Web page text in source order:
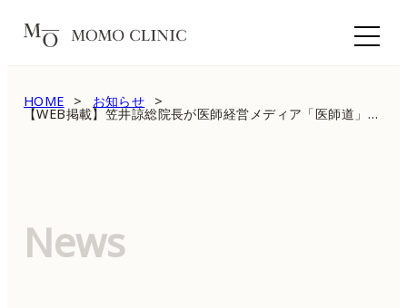
HOME お知らせ
【WEB掲載】笠井諒総院長が医師経営メディア「医師道」にインタビューされました
News